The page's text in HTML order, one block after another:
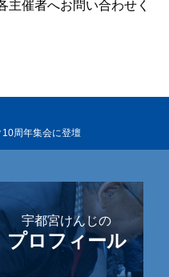
主催者へお問い合わせく
周年集会に登壇
宇都宮けんじの
プロフィール